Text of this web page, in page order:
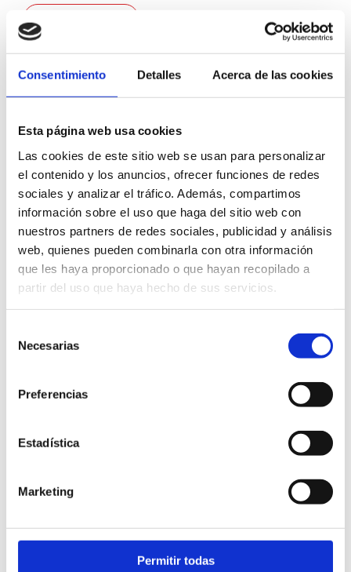
Consentimiento Detalles Acerca de las cookies
Esta página web usa cookies
Las cookies de este sitio web se usan para personalizar
el contenido y los anuncios, ofrecer funciones de redes
sociales y analizar el tráfico. Además, compartimos
información sobre el uso que haga del sitio web con
nuestros partners de redes sociales, publicidad y análisis
web, quienes pueden combinarla con otra información
que les haya proporcionado o que hayan recopilado a
partir del uso que haya hecho de sus servicios.
Necesarias
Preferencias
Estadística
Marketing
Permitir todas
C/ Calderón, 2
Centre d'Art l'Estació
cultura@ayto-denia.es
Lunes a sábado: 10 - 13 h / 17 - 21 h. Domingos y